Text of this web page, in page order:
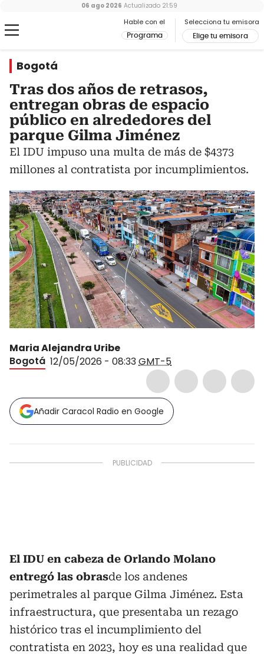
Hable con el
Programa
Selecciona tu emisora
Elige tu emisora
06 ago 2026 Actualizado 21:59
Bogotá
Tras dos años de retrasos,
entregan obras de espacio
público en alrededores del
parque Gilma Jiménez
El IDU impuso una multa de más de $4373
millones al contratista por incumplimientos.
Maria Alejandra Uribe
Bogotá 12/05/2026 - 08:33GMT-5
Añadir Caracol Radio en Google
El IDU en cabeza de Orlando Molano
entregó las obrasde los andenes
perimetrales al parque Gilma Jiménez. Esta
infraestructura, que presentaba un rezago
histórico tras el incumplimiento del
contratista en 2023, hoy es una realidad que